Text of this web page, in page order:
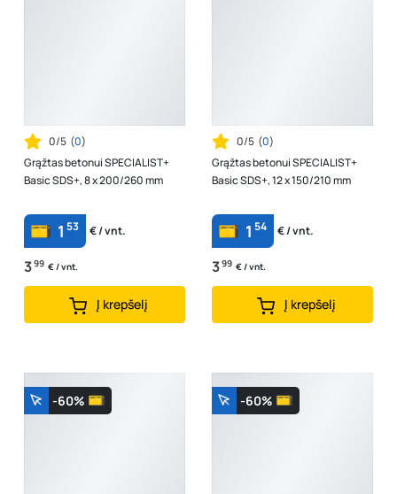
0/5 (0)
Grąžtas betonui SPECIALIST+
Basic SDS+, 8 x 200/260 mm
1 53 € / vnt.
399 € / vnt.
Į krepšelį
0/5 (0)
Grąžtas betonui SPECIALIST+
Basic SDS+, 12 x 150/210 mm
1 54 € / vnt.
399 € / vnt.
Į krepšelį
-60% -60%